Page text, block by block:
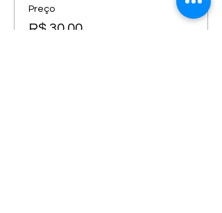
Preço
R$ 30,00